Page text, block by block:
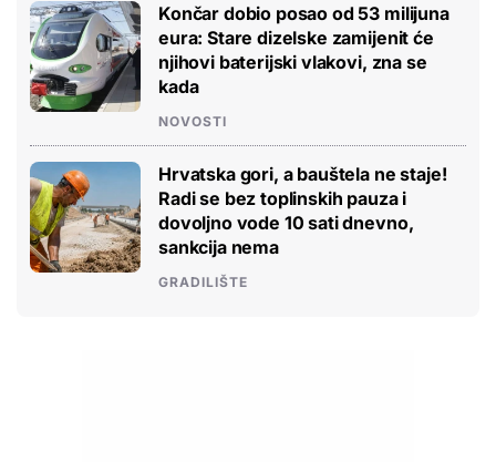
Končar dobio posao od 53 milijuna
eura: Stare dizelske zamijenit će
njihovi baterijski vlakovi, zna se
kada
NOVOSTI
Hrvatska gori, a bauštela ne staje!
Radi se bez toplinskih pauza i
dovoljno vode 10 sati dnevno,
sankcija nema
GRADILIŠTE